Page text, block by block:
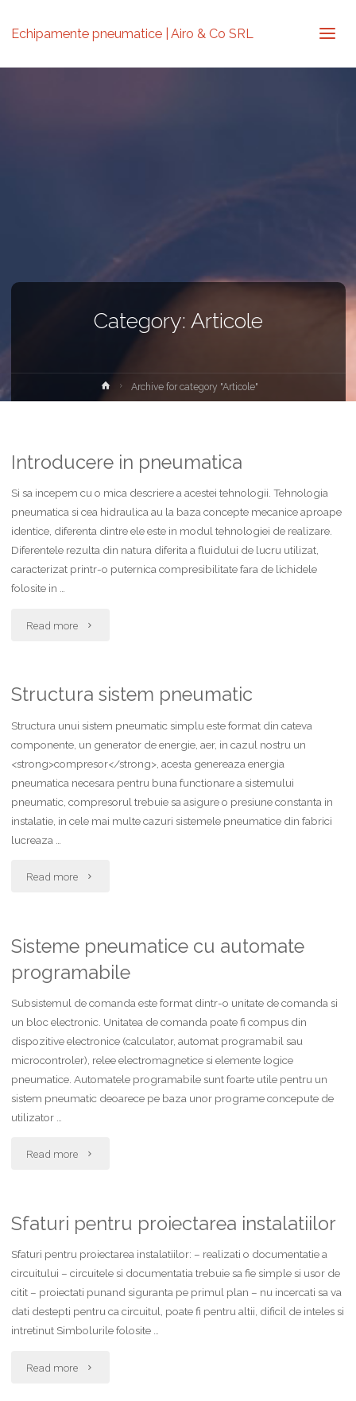
Echipamente pneumatice | Airo & Co SRL
Category: Articole
HomeArchive for category "Articole"
Introducere in pneumatica
Si sa incepem cu o mica descriere a acestei tehnologii. Tehnologia
pneumatica si cea hidraulica au la baza concepte mecanice aproape
identice, diferenta dintre ele este in modul tehnologiei de realizare.
Diferentele rezulta din natura diferita a fluidului de lucru utilizat,
caracterizat printr-o puternica compresibilitate fara de lichidele
folosite in …
Read more "Introducere
pneumatica"
Structura sistem pneumatic
Structura unui sistem pneumatic simplu este format din cateva
componente, un generator de energie, aer, in cazul nostru un
<strong>compresor</strong>, acesta genereaza energia
pneumatica necesara pentru buna functionare a sistemului
pneumatic, compresorul trebuie sa asigure o presiune constanta in
instalatie, in cele mai multe cazuri sistemele pneumatice din fabrici
lucreaza …
Read more "Structura
Sisteme pneumatice cu automate
programabile
Subsistemul de comanda este format dintr-o unitate de comanda si
un bloc electronic. Unitatea de comanda poate fi compus din
dispozitive electronice (calculator, automat programabil sau
microcontroler), relee electromagnetice si elemente logice
pneumatice. Automatele programabile sunt foarte utile pentru un
sistem pneumatic deoarece pe baza unor programe concepute de
utilizator …
Read more "Sisteme
automate
programabile"
Sfaturi pentru proiectarea instalatiilor
Sfaturi pentru proiectarea instalatiilor: – realizati o documentatie a
circuitului – circuitele si documentatia trebuie sa fie simple si usor de
citit – proiectati punand siguranta pe primul plan – nu incercati sa va
dati destepti pentru ca circuitul, poate fi pentru altii, dificil de inteles si
intretinut Simbolurile folosite …
Read more "Sfaturi